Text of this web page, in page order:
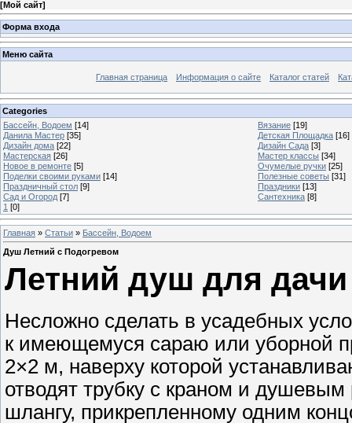
[Мой сайт]
Форма входа
Меню сайта
Главная страница Информация о сайте Каталог статей
Categories
Бассейн, Водоем [14] Вязание [19]
Данила Мастер [35] Детская Площадка [16]
Дизайн дома [22] Дизайн Сада [3]
Мастерская [26] Мастер классы [34]
Новое в ремонте [5] Очумелые ручки [25]
Поделки своими руками [14] Полезные советы [31]
Праздничный стол [9] Праздники [13]
Сад и Огород [7] Сантехника [8]
1 [0]
Главная » Статьи » Бассейн, Водоем
Душ Летний с Подогревом
Летний душ для
Несложно сделать в усадебных
к имеющемуся сараю или уборной
2×2 м, наверху которой
отводят трубку с краном и
шлангу, прикрепленному одним